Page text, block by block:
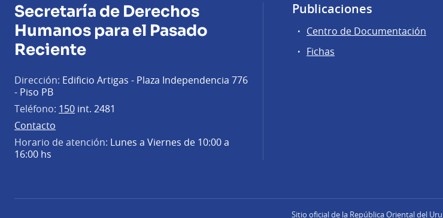
Secretaría de Derechos
Humanos para el Pasado
Reciente
Dirección: Edificio Artigas - Plaza Independencia 776
- Piso PB
Teléfono: 150 int. 2481
Contacto
Horario de atención: Lunes a Viernes de 10:00 a
16:00 hs
Publicaciones
Centro de Documentación
Fichas
Sitio oficial de la República Oriental del